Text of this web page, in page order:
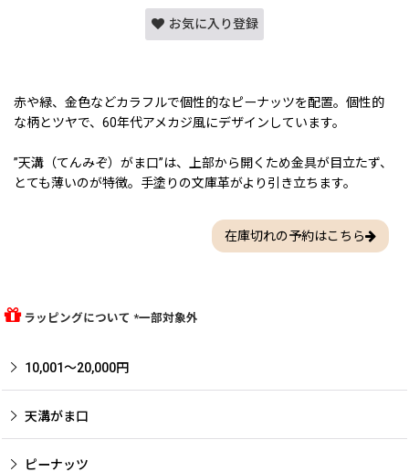
お気に入り登録
赤や緑、金色などカラフルで個性的なピーナッツを配置。個性的
な柄とツヤで、60年代アメカジ風にデザインしています。
”天溝（てんみぞ）がま口”は、上部から開くため金具が目立たず、
とても薄いのが特徴。手塗りの文庫革がより引き立ちます。
在庫切れの予約はこちら
ラッピングについて *一部対象外
10,001〜20,000円
天溝がま口
ピーナッツ